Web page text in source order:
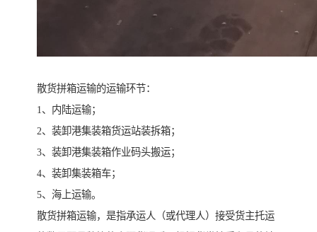
散货拼箱运输的运输环节：
1、内陆运输；
2、装卸港集装箱货运站装拆箱；
3、装卸港集装箱作业码头搬运；
4、装卸集装箱车；
5、海上运输。
散货拼箱运输，是指承运人（或代理人）接受货主托运